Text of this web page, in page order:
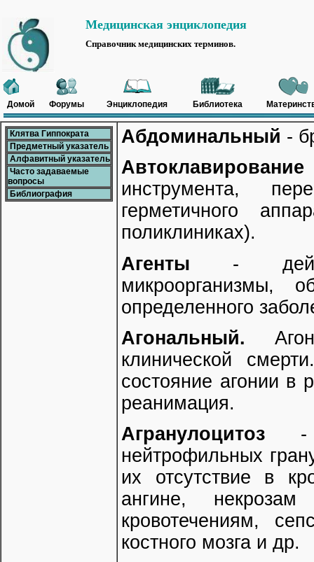
Медицинская энциклопедия
Справочник медицинских терминов.
Домой Форумы Энциклопедия Библиотека
Клятва Гиппократа
Предметный указатель
Алфавитный указатель
Часто задаваемые
вопросы
Библиография
Абдоминальный -
Автоклавирование
инструмента,
герметичного
поликлиниках).
Агенты -
микроорганизмы,
определенного
Агональный.
клинической
состояние агонии в
реанимация.
Агранулоцитоз -
нейтрофильных
их отсутствие в
ангине,
кровотечениям,
костного мозга и др.